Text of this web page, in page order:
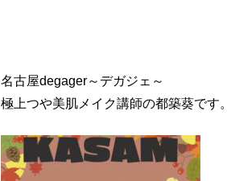
名古屋degager～デガジェ～
極上つや美肌メイク講師の都築葵です。